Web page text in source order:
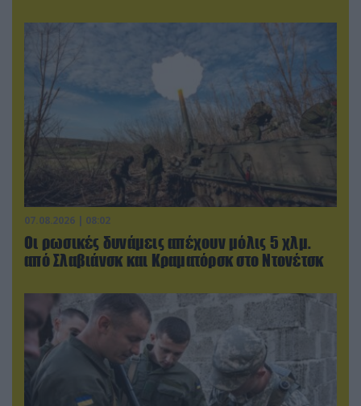
07.08.2026 | 08:02
Οι ρωσικές δυνάμεις απέχουν μόλις 5 χλμ.
από Σλαβιάνσκ και Κραματόρσκ στο Ντονέτσκ